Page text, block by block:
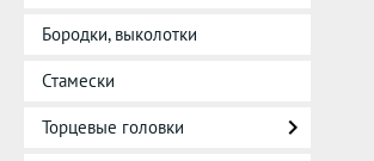
Бородки, выколотки
Стамески
Торцевые головки